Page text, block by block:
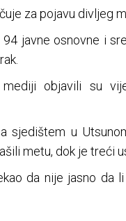
za pojavu divljeg
javne osnovne i
objavili su
sjedištem u
metu, dok je treći
da nije jasno da